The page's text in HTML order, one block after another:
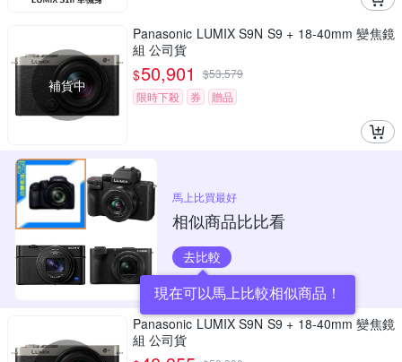
補貨中
Panasonic LUMIX S9N S9 + 18-40mm 變焦鏡
組 公司貨
$50,901 $53,579
限時下殺
券 贈品
馬上比買最好
相似商品比比看
去比較
現在可以馬上比較相似商品！
Panasonic LUMIX S9N S9 + 18-40mm 變焦鏡
組 公司貨